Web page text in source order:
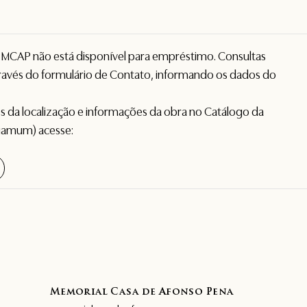
não está disponível para empréstimo. Consultas
do formulário deContato, informando os dados do
da localização e informações da obra no Catálogo da
acesse:
Memorial Casa de Afonso Pena